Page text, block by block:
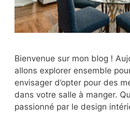
Bienvenue sur mon blog !
allons explorer ensemble
envisager d’opter pour des
dans votre salle à manger.
passionné par le design